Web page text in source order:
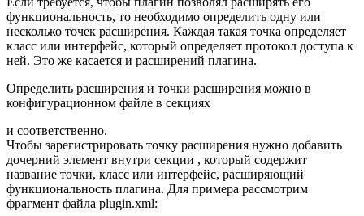
функциональность, то необходимо определить одну или
несколько точек расширения. Каждая такая точка определяет
класс или интерфейс, который определяет протокол доступа к
ней. Это же касается и расширений плагина.
Определить расширения и точки расширения можно в
конфигурационном файле в секциях
и соответственно.
Чтобы зарегистрировать точку расширения нужно добавить
дочерний элемент внутри секции , который содержит
название точки, класс или интерфейс, расширяющий
функциональность плагина. Для примера рассмотрим
фрагмент файла plugin.xml: